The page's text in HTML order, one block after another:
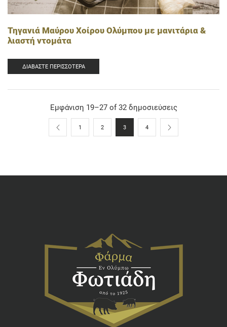
Τηγανιά Μαύρου Χοίρου Ολύμπου με μανιτάρια &
λιαστή ντομάτα
ΔΙΑΒΆΣΤΕ ΠΕΡΙΣΣΌΤΕΡΑ
Εμφάνιση 19–27 of 32 δημοσιεύσεις
1 2 3 4